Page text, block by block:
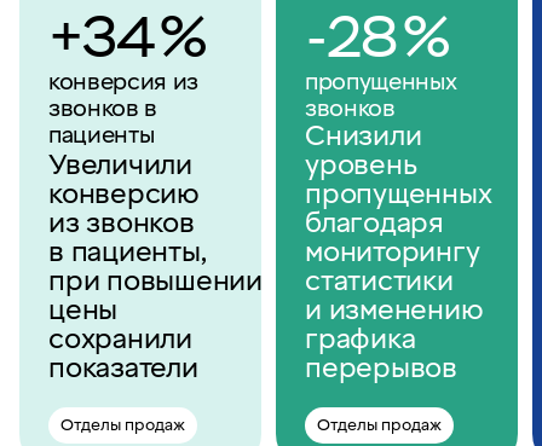
+34 %
конверсия из
звонков в
пациенты
Увеличили
конверсию
из звонков
в пациенты,
при повышении
цены
сохранили
показатели
Отделы продаж
-28 %
пропущенных
звонков
Cнизили
уровень
пропущенных
благодаря
мониторингу
статистики
и изменению
графика
перерывов
Отделы продаж